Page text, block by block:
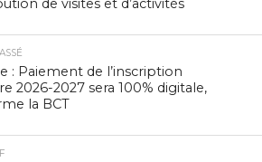
de visites et d’activités
: Paiement de l’inscription
2026-2027 sera 100% digitale,
la BCT